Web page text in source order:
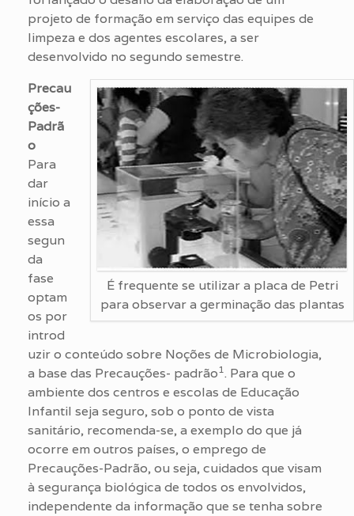
projeto de formação em serviço das equipes de
limpeza e dos agentes escolares, a ser
desenvolvido no segundo semestre.
É frequente se utilizar a placa de Petri
para observar a germinação das plantas
Precau
ções-
Padrã
o
Para
dar
início a
essa
segun
da
fase
optam
os por
introd
uzir o conteúdo sobre Noções de Microbiologia,
a base das Precauções- padrão1. Para que o
ambiente dos centros e escolas de Educação
Infantil seja seguro, sob o ponto de vista
sanitário, recomenda-se, a exemplo do que já
ocorre em outros países, o emprego de
Precauções-Padrão, ou seja, cuidados que visam
à segurança biológica de todos os envolvidos,
independente da informação que se tenha sobre